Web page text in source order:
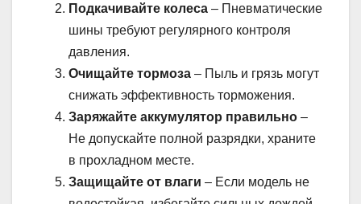
Подкачивайте колеса – Пневматические
шины требуют регулярного контроля
давления.
Очищайте тормоза – Пыль и грязь могут
снижать эффективность торможения.
Заряжайте аккумулятор правильно –
Не допускайте полной разрядки, храните
в прохладном месте.
Защищайте от влаги – Если модель не